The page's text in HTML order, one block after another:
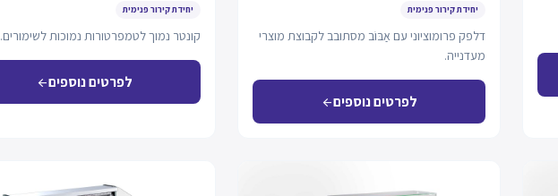
יחידת קירור פנימית
דלפק פרומוציוני עם אַבּוֹב מסתובב לקבוצת מוצרי
מעדנייה.
לפרטים נוספיםarrow_back
יחידת קירור פנימית
קונטר נמוך לטמפרטורות נמוכות לשימורים.
לפרטים נוספיםarrow_back